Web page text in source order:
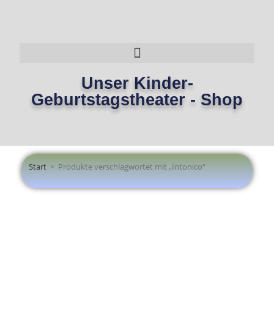
Unser Kinder-
Geburtstagstheater - Shop
Start > Produkte verschlagwortet mit „Intonico“